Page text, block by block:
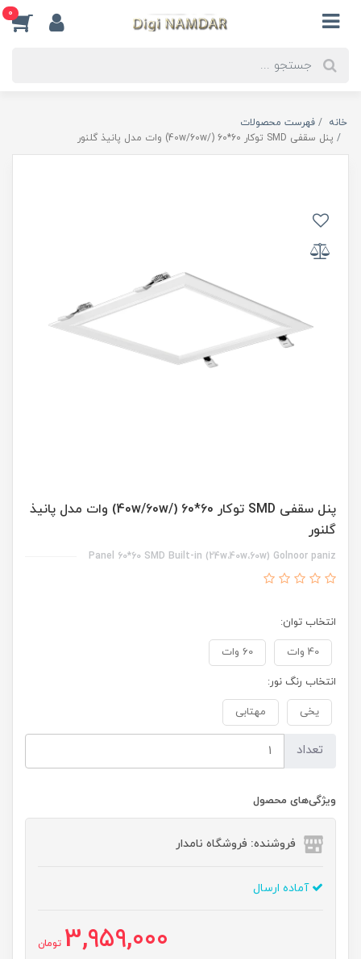
0
خانه
فهرست محصولات
پنل سقفی SMD توکار 60*60 (/40w/60w) وات مدل پانیذ گلنور
پنل سقفی SMD توکار 60*60 (/40w/60w) وات مدل پانیذ
گلنور
Panel 60*60 SMD Built-in (24w،40w،60w) Golnoor paniz
انتخاب توان:
40 وات 60 وات
انتخاب رنگ نور:
یخی مهتابی
تعداد
ویژگی‌های محصول
فروشنده: فروشگاه نامدار
آماده ارسال
3,959,000 تومان